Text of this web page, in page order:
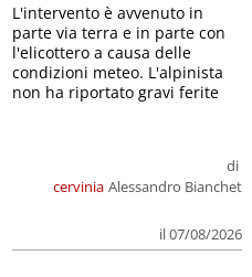
cervinia
di
Alessandro Bianchet
il 07/08/2026
L'intervento è avvenuto in
parte via terra e in parte con
l'elicottero a causa delle
condizioni meteo. L'alpinista
non ha riportato gravi ferite